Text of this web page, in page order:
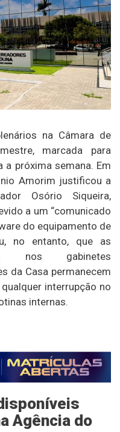
na Câmara de
marcada para
próxima semana. Em
Amorim justificou a
Osório Siqueira,
a um “comunicado
do equipamento de
no entanto, que as
nos gabinetes
da Casa permanecem
interrupção no
internas.
Agência do